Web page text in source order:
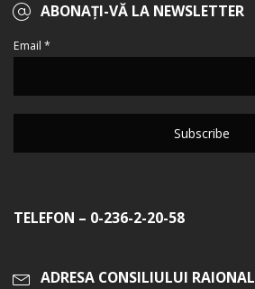
ABONAȚI-VĂ LA NEWSLETTER
Email *
TELEFON – 0-236-2-20-58
ADRESA CONSILIULUI RAIONAL